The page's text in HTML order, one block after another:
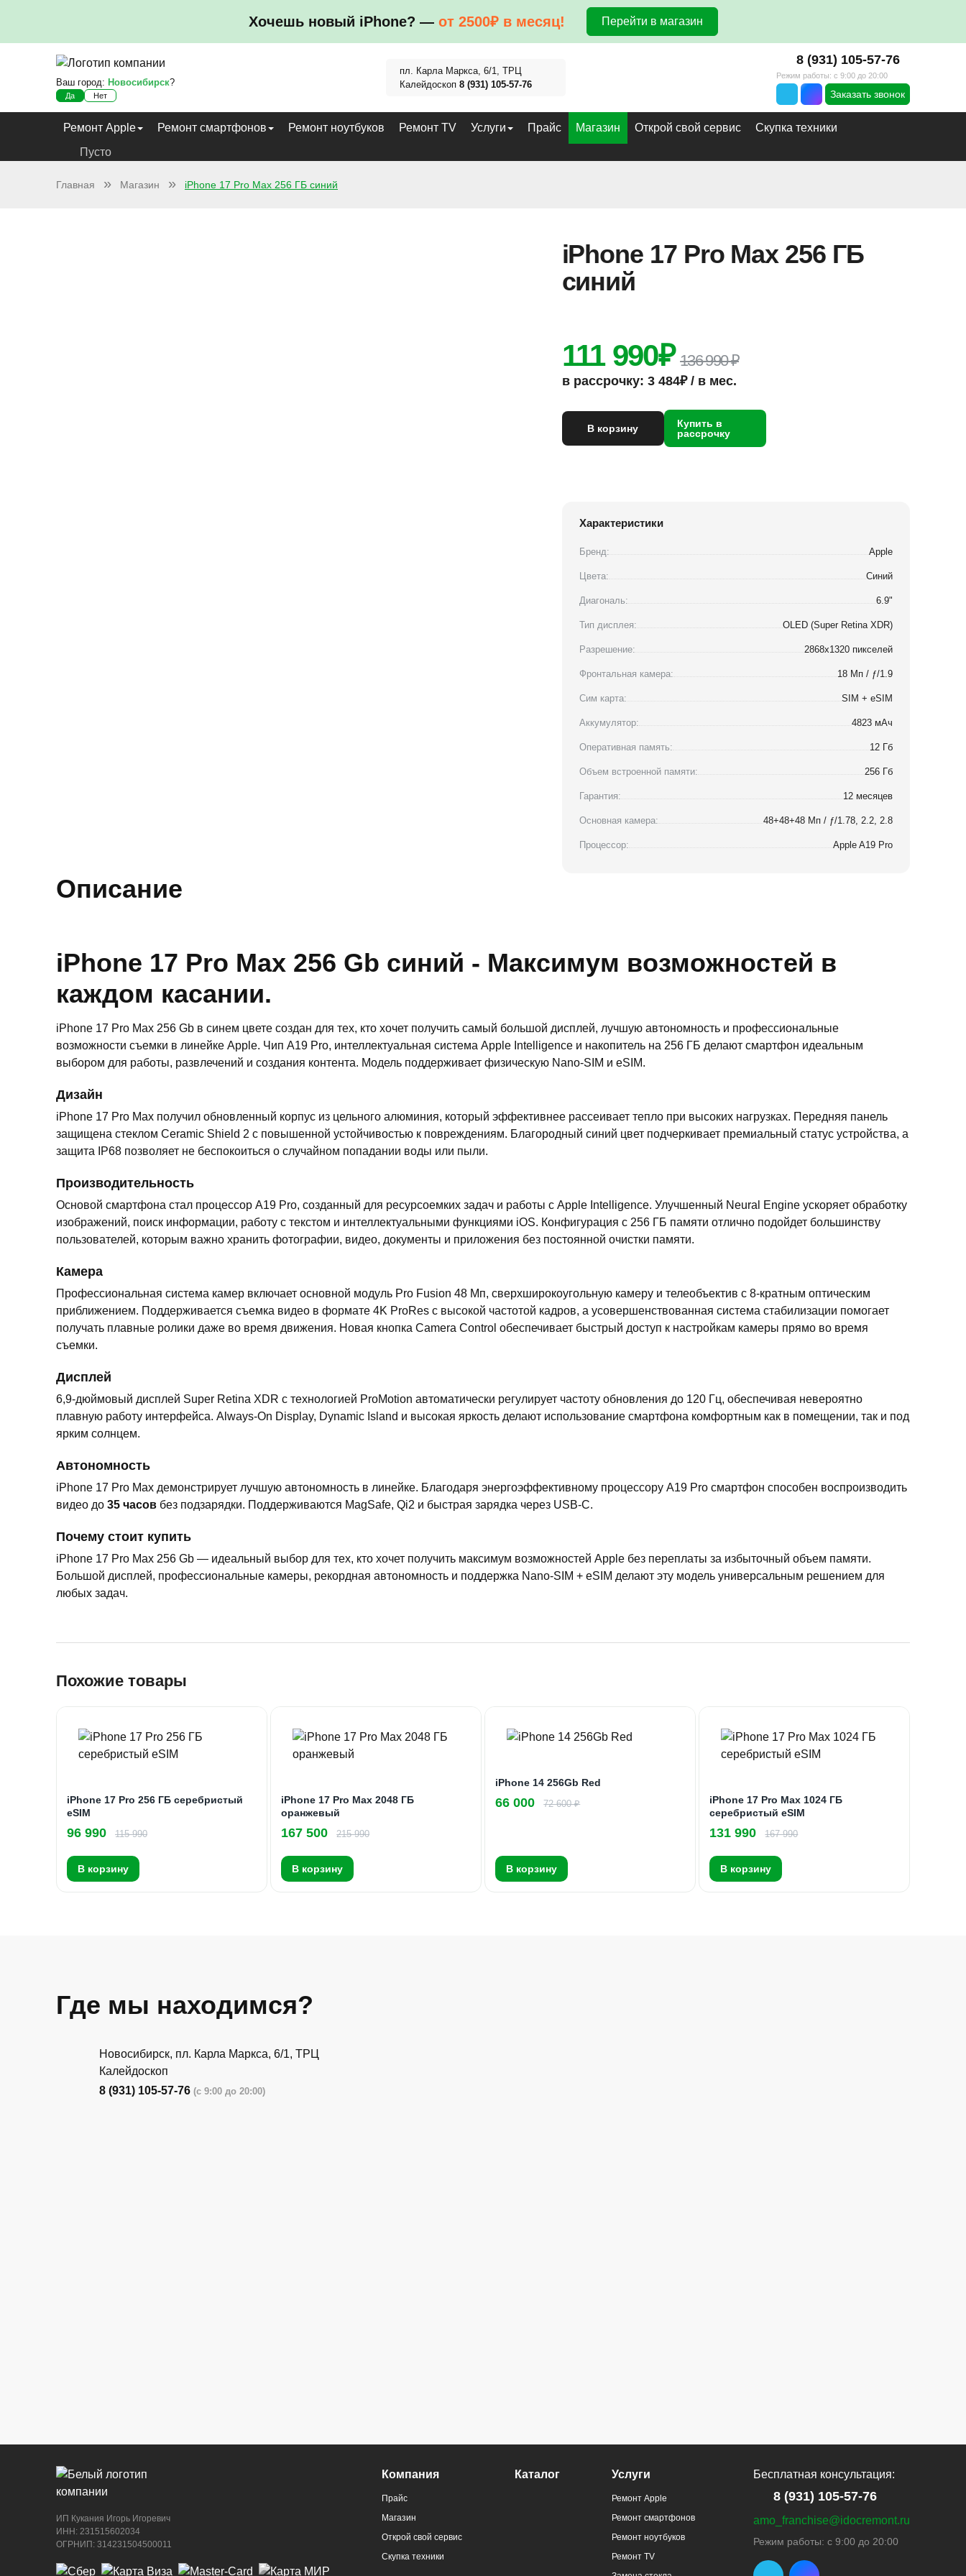
Хочешь новый iPhone? — от 2500₽ в месяц! Перейти в магазин
Ваш город: Новосибирск?
Да Нет
пл. Карла Маркса, 6/1, ТРЦ
Калейдоскоп 8 (931) 105-57-76
8 (931) 105-57-76
Режим работы: с 9:00 до 20:00
Заказать звонок
Ремонт Apple Ремонт смартфонов Ремонт ноутбуков Ремонт TV Услуги Прайс Магазин Открой свой сервис
Скупка техники
Пусто
Главная Магазин iPhone 17 Pro Max 256 ГБ синий
iPhone 17 Pro Max 256 ГБ
синий
111 990₽ 136 990 ₽
в рассрочку: 3 484₽ / в мес.
В корзину
Купить в
рассрочку
Характеристики
Бренд: Apple
Цвета: Синий
Диагональ: 6.9"
Тип дисплея: OLED (Super Retina XDR)
Разрешение: 2868x1320 пикселей
Фронтальная камера: 18 Мп / ƒ/1.9
Сим карта: SIM + eSIM
Аккумулятор: 4823 мАч
Оперативная память: 12 Гб
Объем встроенной памяти: 256 Гб
Гарантия: 12 месяцев
Основная камера: 48+48+48 Мп / ƒ/1.78, 2.2, 2.8
Процессор: Apple A19 Pro
Описание
iPhone 17 Pro Max 256 Gb синий - Максимум возможностей в
каждом касании.
iPhone 17 Pro Max 256 Gb в синем цвете создан для тех, кто хочет получить самый большой дисплей, лучшую автономность и профессиональные
возможности съемки в линейке Apple. Чип A19 Pro, интеллектуальная система Apple Intelligence и накопитель на 256 ГБ делают смартфон идеальным
выбором для работы, развлечений и создания контента. Модель поддерживает физическую Nano-SIM и eSIM.
Дизайн
iPhone 17 Pro Max получил обновленный корпус из цельного алюминия, который эффективнее рассеивает тепло при высоких нагрузках. Передняя панель
защищена стеклом Ceramic Shield 2 с повышенной устойчивостью к повреждениям. Благородный синий цвет подчеркивает премиальный статус устройства, а
защита IP68 позволяет не беспокоиться о случайном попадании воды или пыли.
Производительность
Основой смартфона стал процессор A19 Pro, созданный для ресурсоемких задач и работы с Apple Intelligence. Улучшенный Neural Engine ускоряет обработку
изображений, поиск информации, работу с текстом и интеллектуальными функциями iOS. Конфигурация с 256 ГБ памяти отлично подойдет большинству
пользователей, которым важно хранить фотографии, видео, документы и приложения без постоянной очистки памяти.
Камера
Профессиональная система камер включает основной модуль Pro Fusion 48 Мп, сверхширокоугольную камеру и телеобъектив с 8-кратным оптическим
приближением. Поддерживается съемка видео в формате 4K ProRes с высокой частотой кадров, а усовершенствованная система стабилизации помогает
получать плавные ролики даже во время движения. Новая кнопка Camera Control обеспечивает быстрый доступ к настройкам камеры прямо во время
съемки.
Дисплей
6,9-дюймовый дисплей Super Retina XDR с технологией ProMotion автоматически регулирует частоту обновления до 120 Гц, обеспечивая невероятно
плавную работу интерфейса. Always-On Display, Dynamic Island и высокая яркость делают использование смартфона комфортным как в помещении, так и под
ярким солнцем.
Автономность
iPhone 17 Pro Max демонстрирует лучшую автономность в линейке. Благодаря энергоэффективному процессору A19 Pro смартфон способен воспроизводить
видео до 35 часов без подзарядки. Поддерживаются MagSafe, Qi2 и быстрая зарядка через USB-C.
Почему стоит купить
iPhone 17 Pro Max 256 Gb — идеальный выбор для тех, кто хочет получить максимум возможностей Apple без переплаты за избыточный объем памяти.
Большой дисплей, профессиональные камеры, рекордная автономность и поддержка Nano-SIM + eSIM делают эту модель универсальным решением для
любых задач.
Похожие товары
iPhone 17 Pro 256 ГБ серебристый
eSIM
96 990 115 990
В корзину
iPhone 17 Pro Max 2048 ГБ
оранжевый
167 500 215 990
В корзину
iPhone 14 256Gb Red
66 000 72 600 ₽
В корзину
iPhone 17 Pro Max 1024 ГБ
серебристый eSIM
131 990 167 990
В корзину
Где мы находимся?
Новосибирск, пл. Карла Маркса, 6/1, ТРЦ
Калейдоскоп
8 (931) 105-57-76 (с 9:00 до 20:00)
ИП Кукания Игорь Игоревич
ИНН: 231515602034
ОГРНИП: 314231504500011
Компания
Прайс
Магазин
Открой свой сервис
Скупка техники
Каталог Услуги
Ремонт Apple
Ремонт смартфонов
Ремонт ноутбуков
Ремонт TV
Бесплатная консультация:
8 (931) 105-57-76
amo_franchise@idocremont.ru
Режим работы: с 9:00 до 20:00